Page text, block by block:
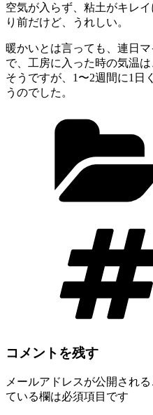
空気が入らず、粘土がキレ
り前だけど、うれしい。
暖かいとは言っても、連日
で、工房に入った時の気温
そうですが、1〜2週間に1日
うのでした。
コメントを残す
メールアドレスが公開される
ている欄は必須項目です